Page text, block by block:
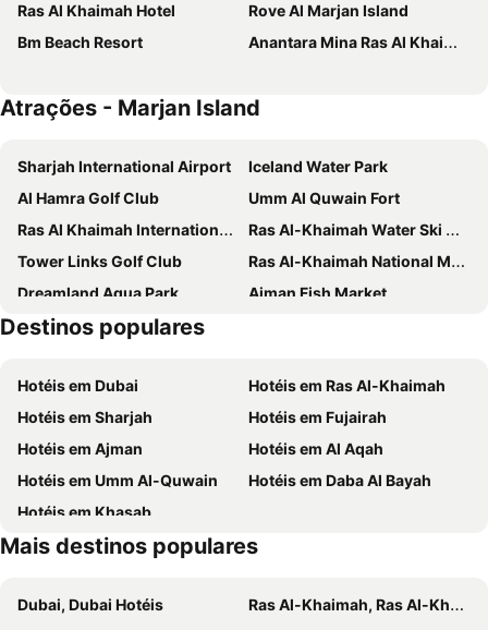
Ras Al Khaimah Hotel
Rove Al Marjan Island
Bm Beach Resort
Anantara Mina Ras Al Khaimah Resort
Atrações - Marjan Island
Sharjah International Airport
Iceland Water Park
Al Hamra Golf Club
Umm Al Quwain Fort
Ras Al Khaimah International Airport
Ras Al-Khaimah Water Ski Club
Tower Links Golf Club
Ras Al-Khaimah National Museum
Dreamland Aqua Park
Ajman Fish Market
Sharjah Museum of Islamic Civilization
Destinos populares
Hotéis em Dubai
Hotéis em Ras Al-Khaimah
Hotéis em Sharjah
Hotéis em Fujairah
Hotéis em Ajman
Hotéis em Al Aqah
Hotéis em Umm Al-Quwain
Hotéis em Daba Al Bayah
Hotéis em Khasab
Mais destinos populares
Dubai, Dubai Hotéis
Ras Al-Khaimah, Ras Al-Khaimah Hotéis